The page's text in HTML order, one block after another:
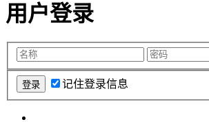
用户登录
记住登录信息